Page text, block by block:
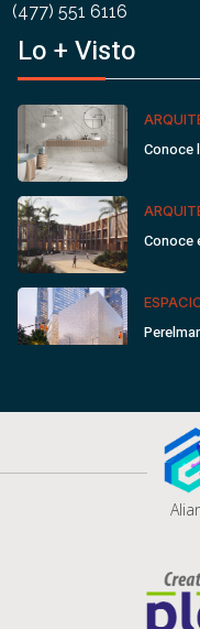
(477) 551 6116
Lo + Visto
Conoce
Conoce